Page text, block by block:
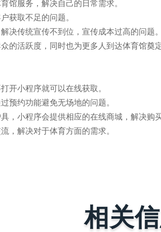
馆服务，解决自己的日常需求。
获取不足的问题。
决传统宣传不到位，宣传成本过高的问题。
活跃度，同时也为更多人到达体育馆奠定
开小程序就可以在线获取。
预约功能避免无场地的问题。
小程序会提供相应的在线商城，解决购买
，解决对于体育方面的需求。
相关